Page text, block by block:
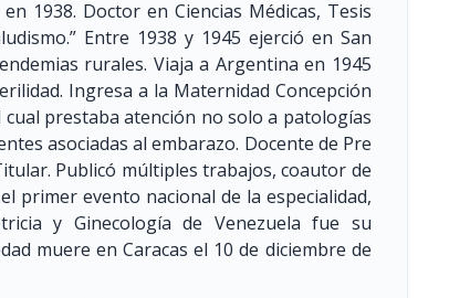
1938. Doctor en Ciencias Médicas, Tesis
Entre 1938 y 1945 ejerció en San
rurales. Viaja a Argentina en 1945
Ingresa a la Maternidad Concepción
cual prestaba atención no solo a patologías
asociadas al embarazo. Docente de Pre
Publicó múltiples trabajos, coautor de
primer evento nacional de la especialidad,
y Ginecología de Venezuela fue su
muere en Caracas el 10 de diciembre de